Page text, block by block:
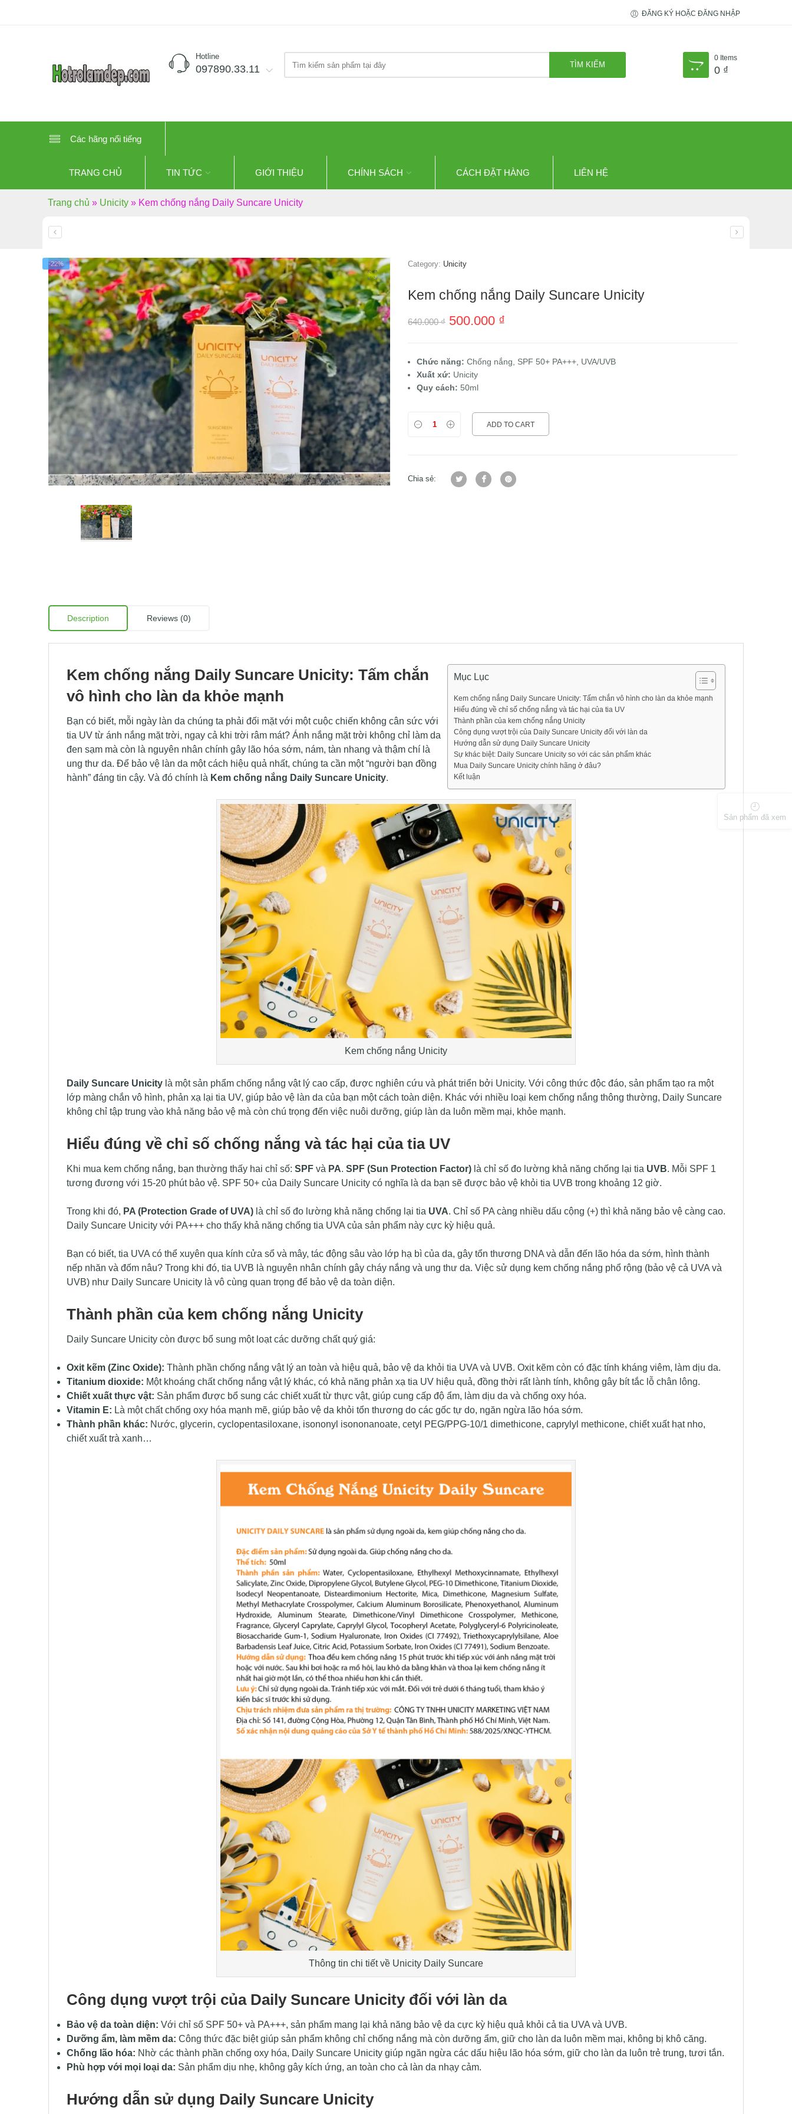
ĐĂNG KÝ HOẶC ĐĂNG NHẬP
Hotline
097890.33.11
here
0 Items
0 ₫
Các hãng nổi tiếng
TRANG CHỦ TIN TỨC GIỚI THIỆU CHÍNH SÁCH CÁCH ĐẶT HÀNG LIÊN HỆ
Trang chủ » Unicity » Kem chống nắng Daily Suncare Unicity
-22% Category: Unicity
Kem chống nắng Daily Suncare Unicity
640.000₫ 500.000 ₫
Chức năng: Chống nắng, SPF 50+ PA+++, UVA/UVB
Xuất xứ: Unicity
Quy cách: 50ml
ADD TO CART
Chia sẻ:
Description Reviews (0)
Mục Lục
Kem chống nắng Daily Suncare Unicity: Tấm chắn vô hình cho làn da khỏe mạnh
Hiểu đúng về chỉ số chống nắng và tác hại của tia UV
Thành phần của kem chống nắng Unicity
Công dụng vượt trội của Daily Suncare Unicity đối với làn da
Hướng dẫn sử dụng Daily Suncare Unicity
Sự khác biệt: Daily Suncare Unicity so với các sản phẩm khác
Mua Daily Suncare Unicity chính hãng ở đâu?
Kết luận
Kem chống nắng Daily Suncare Unicity: Tấm chắn
vô hình cho làn da khỏe mạnh
Bạn có biết, mỗi ngày làn da chúng ta phải đối mặt với một cuộc chiến không cân sức với
tia UV từ ánh nắng mặt trời, ngay cả khi trời râm mát? Ánh nắng mặt trời không chỉ làm da
đen sạm mà còn là nguyên nhân chính gây lão hóa sớm, nám, tàn nhang và thậm chí là
ung thư da. Để bảo vệ làn da một cách hiệu quả nhất, chúng ta cần một “người bạn đồng
hành” đáng tin cậy. Và đó chính là Kem chống nắng Daily Suncare Unicity.
Kem chống nắng Unicity
Daily Suncare Unicitylà một sản phẩm chống nắng vật lý cao cấp, được nghiên cứu và phát triển bởi Unicity. Với công thức độc đáo, sản phẩm tạo ra một
lớp màng chắn vô hình, phản xạ lại tia UV, giúp bảo vệ làn da của bạn một cách toàn diện. Khác với nhiều loại kem chống nắng thông thường, Daily Suncare
không chỉ tập trung vào khả năng bảo vệ mà còn chú trọng đến việc nuôi dưỡng, giúp làn da luôn mềm mại, khỏe mạnh.
Hiểu đúng về chỉ số chống nắng và tác hại của tia UV
Khi mua kem chống nắng, bạn thường thấy hai chỉ số: SPFvà PA. SPF (Sun Protection Factor)là chỉ số đo lường khả năng chống lại tia UVB. Mỗi SPF 1
tương đương với 15-20 phút bảo vệ. SPF 50+ của Daily Suncare Unicity có nghĩa là da bạn sẽ được bảo vệ khỏi tia UVB trong khoảng 12 giờ.
Trong khi đó, PA (Protection Grade of UVA)là chỉ số đo lường khả năng chống lại tia UVA. Chỉ số PA càng nhiều dấu cộng (+) thì khả năng bảo vệ càng cao.
Daily Suncare Unicity với PA+++ cho thấy khả năng chống tia UVA của sản phẩm này cực kỳ hiệu quả.
Bạn có biết, tia UVA có thể xuyên qua kính cửa sổ và mây, tác động sâu vào lớp hạ bì của da, gây tổn thương DNA và dẫn đến lão hóa da sớm, hình thành
nếp nhăn và đốm nâu? Trong khi đó, tia UVB là nguyên nhân chính gây cháy nắng và ung thư da. Việc sử dụng kem chống nắng phổ rộng (bảo vệ cả UVA và
UVB) như Daily Suncare Unicity là vô cùng quan trọng để bảo vệ da toàn diện.
Thành phần của kem chống nắng Unicity
Daily Suncare Unicity còn được bổ sung một loạt các dưỡng chất quý giá:
Oxit kẽm (Zinc Oxide): Thành phần chống nắng vật lý an toàn và hiệu quả, bảo vệ da khỏi tia UVA và UVB. Oxit kẽm còn có đặc tính kháng viêm, làm dịu da.
Titanium dioxide: Một khoáng chất chống nắng vật lý khác, có khả năng phản xạ tia UV hiệu quả, đồng thời rất lành tính, không gây bít tắc lỗ chân lông.
Chiết xuất thực vật: Sản phẩm được bổ sung các chiết xuất từ thực vật, giúp cung cấp độ ẩm, làm dịu da và chống oxy hóa.
Vitamin E: Là một chất chống oxy hóa mạnh mẽ, giúp bảo vệ da khỏi tổn thương do các gốc tự do, ngăn ngừa lão hóa sớm.
Thành phần khác: Nước, glycerin, cyclopentasiloxane, isononyl isononanoate, cetyl PEG/PPG-10/1 dimethicone, caprylyl methicone, chiết xuất hạt nho,
chiết xuất trà xanh…
Thông tin chi tiết về Unicity Daily Suncare
Công dụng vượt trội của Daily Suncare Unicity đối với làn da
Bảo vệ da toàn diện: Với chỉ số SPF 50+ và PA+++, sản phẩm mang lại khả năng bảo vệ da cực kỳ hiệu quả khỏi cả tia UVA và UVB.
Dưỡng ẩm, làm mềm da: Công thức đặc biệt giúp sản phẩm không chỉ chống nắng mà còn dưỡng ẩm, giữ cho làn da luôn mềm mại, không bị khô căng.
Chống lão hóa: Nhờ các thành phần chống oxy hóa, Daily Suncare Unicity giúp ngăn ngừa các dấu hiệu lão hóa sớm, giữ cho làn da luôn trẻ trung, tươi tắn.
Phù hợp với mọi loại da: Sản phẩm dịu nhẹ, không gây kích ứng, an toàn cho cả làn da nhạy cảm.
Hướng dẫn sử dụng Daily Suncare Unicity
Sản phẩm đã xem